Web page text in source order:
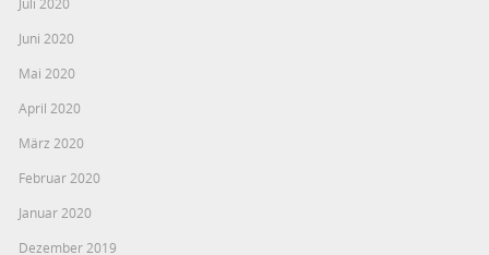
Juni 2020
Mai 2020
April 2020
März 2020
Februar 2020
Januar 2020
Dezember 2019